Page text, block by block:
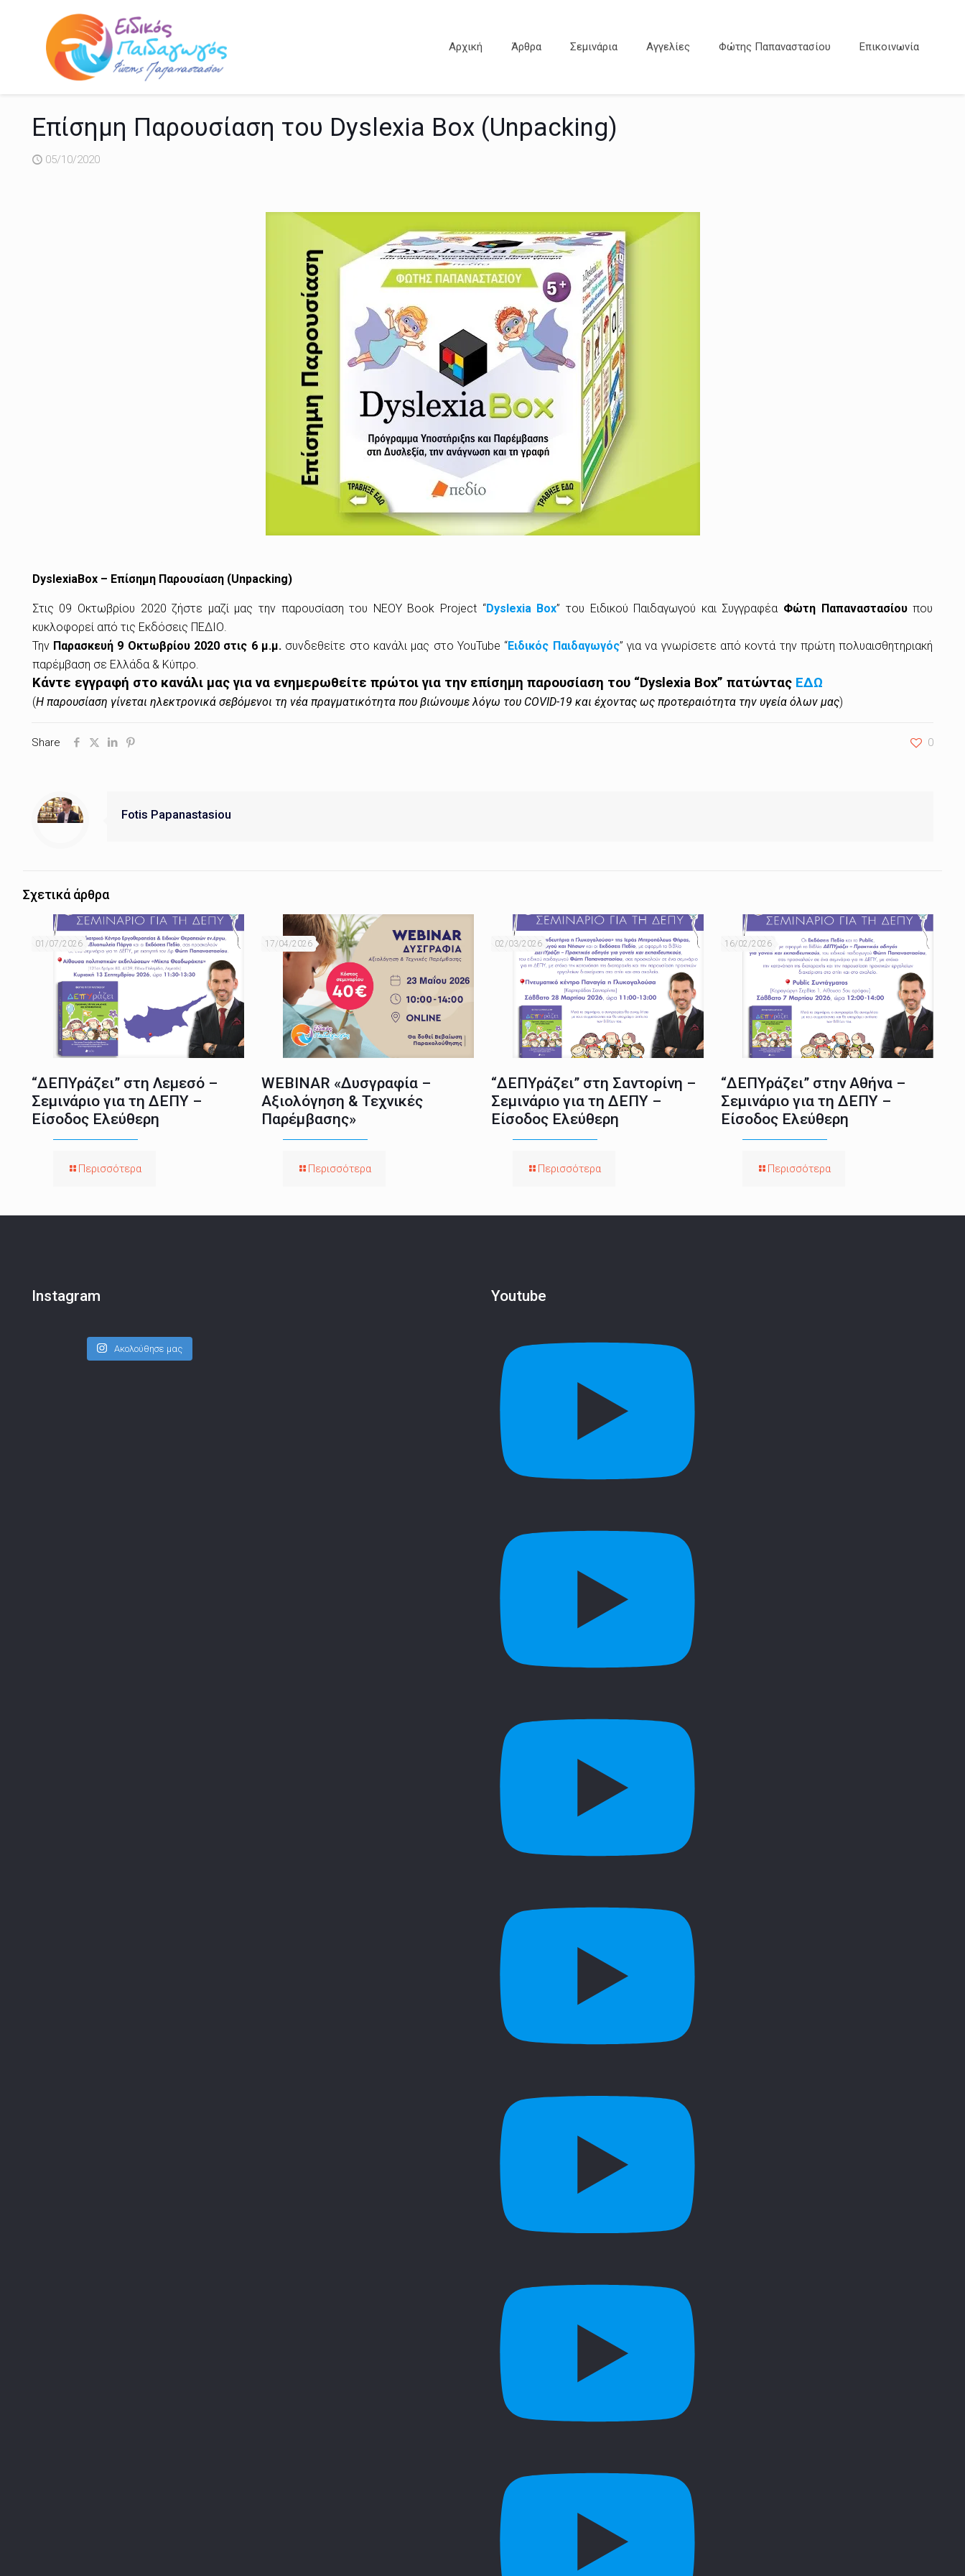
Αρχική Άρθρα Σεμινάρια Αγγελίες Φώτης Παπαναστασίου Επικοινωνία
Επίσημη Παρουσίαση του Dyslexia Box (Unpacking)
05/10/2020
DyslexiaBox – Επίσημη Παρουσίαση (Unpacking)
Στις 09 Οκτωβρίου 2020 ζήστε μαζί μας την παρουσίαση του ΝΕΟΥ Book Project “Dyslexia Box” του Ειδικού Παιδαγωγού και Συγγραφέα Φώτη Παπαναστασίουπου
κυκλοφορεί από τις Εκδόσεις ΠΕΔΙΟ.
Την Παρασκευή 9 Οκτωβρίου 2020 στις 6 μ.μ. συνδεθείτε στο κανάλι μας στο YouTube “Ειδικός Παιδαγωγός” για να γνωρίσετε από κοντά την πρώτη πολυαισθητηριακή
παρέμβαση σε Ελλάδα & Κύπρο.
Κάντε εγγραφή στο κανάλι μας για να ενημερωθείτε πρώτοι για την επίσημη παρουσίαση του “Dyslexia Box” πατώντας ΕΔΩ
(Η παρουσίαση γίνεται ηλεκτρονικά σεβόμενοι τη νέα πραγματικότητα που βιώνουμε λόγω του COVID-19 και έχοντας ως προτεραιότητα την υγεία όλων μας)
Share 0
Fotis Papanastasiou
Σχετικά άρθρα
01/07/2026
“ΔΕΠΥράζει” στη Λεμεσό –
Σεμινάριο για τη ΔΕΠΥ –
Είσοδος Ελεύθερη
Περισσότερα
17/04/2026
WEBINAR «Δυσγραφία –
Αξιολόγηση & Τεχνικές
Παρέμβασης»
Περισσότερα
02/03/2026
“ΔΕΠΥράζει” στη Σαντορίνη –
Σεμινάριο για τη ΔΕΠΥ –
Είσοδος Ελεύθερη
Περισσότερα
16/02/2026
“ΔΕΠΥράζει” στην Αθήνα –
Σεμινάριο για τη ΔΕΠΥ –
Είσοδος Ελεύθερη
Περισσότερα
Instagram
Ακολούθησε μας
Youtube